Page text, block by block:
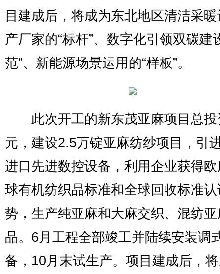
目建成后，将成为东北地区清洁采
产厂家的“标杆”、数字化引领双碳建
范”、新能源场景运用的“样板”。
此次开工的新东茂亚麻项目总投
元，建设2.5万锭亚麻纺纱项目，引
进口先进数控设备，利用企业获得
球有机纺织品标准和全球回收标准
势，生产纯亚麻和大麻交织、混纺
品。6月工程全部竣工并陆续安装调
备，10月末试生产。项目建成后，